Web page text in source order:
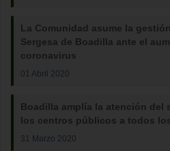
La Comunidad asume la
Sergesa de Boadilla ante el
coronavirus
01 Abril 2020
Boadilla amplía la atención del
los centros públicos a todos
31 Marzo 2020